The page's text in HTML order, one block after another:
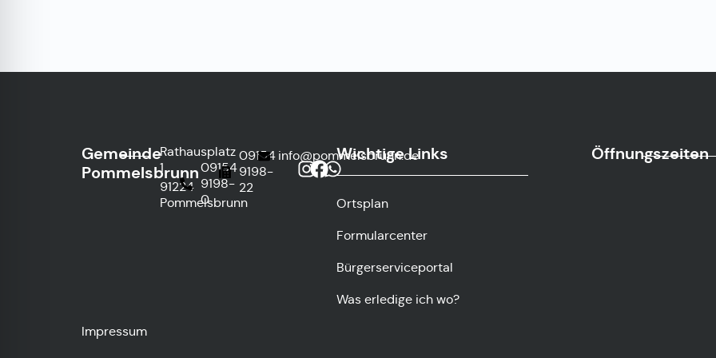
Gemeinde
Pommelsbrunn
Rathausplatz
1
91224
Pommelsbrunn
09154
9198-
0
09154
9198-
22
info@pommelsbrunn.de
Wichtige Links
Ortsplan
Formularcenter
Bürgerserviceportal
Was erledige ich wo?
Öffnungszeiten
Impressum